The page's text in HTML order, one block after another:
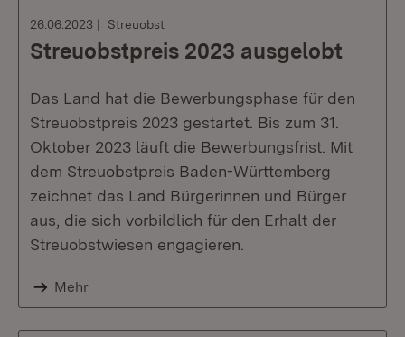
26.06.2023 Streuobst
Streuobstpreis 2023 ausgelobt
Das Land hat die Bewerbungsphase für den
Streuobstpreis 2023 gestartet. Bis zum 31.
Oktober 2023 läuft die Bewerbungsfrist. Mit
dem Streuobstpreis Baden-Württemberg
zeichnet das Land Bürgerinnen und Bürger
aus, die sich vorbildlich für den Erhalt der
Streuobstwiesen engagieren.
Mehr